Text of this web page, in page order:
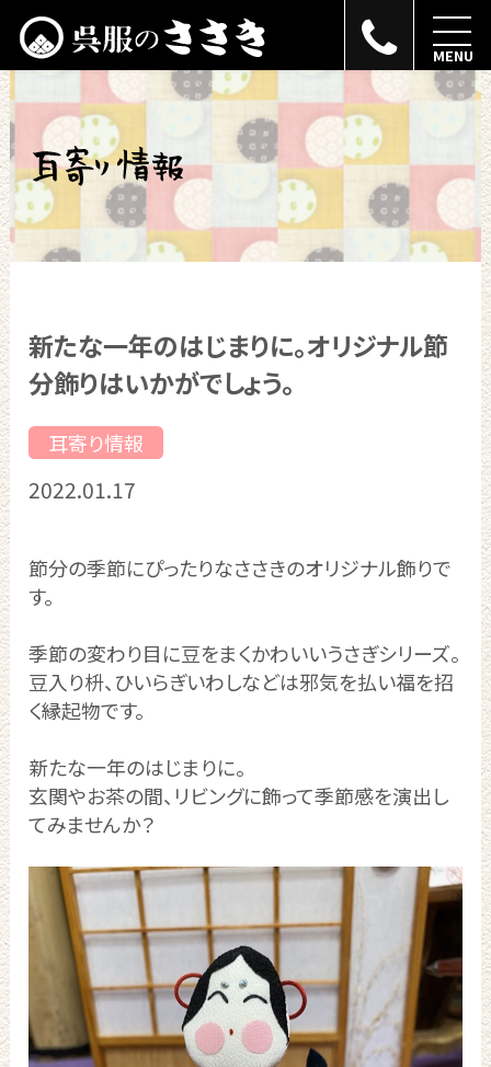
新たな一年のはじまりに。オリジナル節
分飾りはいかがでしょう。
耳寄り情報
2022.01.17
節分の季節にぴったりなささきのオリジナル飾りで
す。
季節の変わり目に豆をまくかわいいうさぎシリーズ。
豆入り枡、ひいらぎいわしなどは邪気を払い福を招
く縁起物です。
新たな一年のはじまりに。
玄関やお茶の間、リビングに飾って季節感を演出し
てみませんか？
MENU